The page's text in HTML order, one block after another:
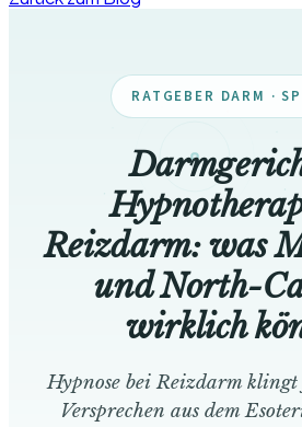
RATGEBER DARM ·
Reizdarm: was
und North-
wirklich
Hypnose bei Reizdarm
Versprechen aus dem